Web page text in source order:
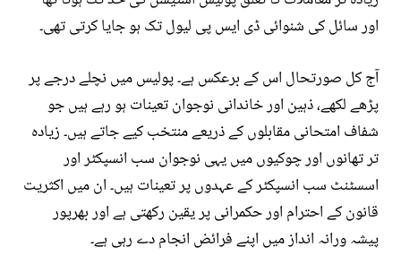
اور سائل کی شنوائی ڈی ایس پی لیول تک ہو جایا کرتی تھی۔
آج کل صورتحال اس کے برعکس ہے۔ پولیس میں نچلے درجے پر
پڑھے لکھے، ذہین اور خاندانی نوجوان تعینات ہو رہے ہیں جو
شفاف امتحانی مقابلوں کے ذریعے منتخب کیے جاتے ہیں۔ زیادہ
تر تھانوں اور چوکیوں میں یہی نوجوان سب انسپکٹر اور
اسسٹنٹ سب انسپکٹر کے عہدوں پر تعینات ہیں۔ ان میں اکثریت
قانون کے احترام اور حکمرانی پر یقین رکھتی ہے اور بھرپور
پیشہ ورانہ انداز میں اپنے فرائض انجام دے رہی ہے۔